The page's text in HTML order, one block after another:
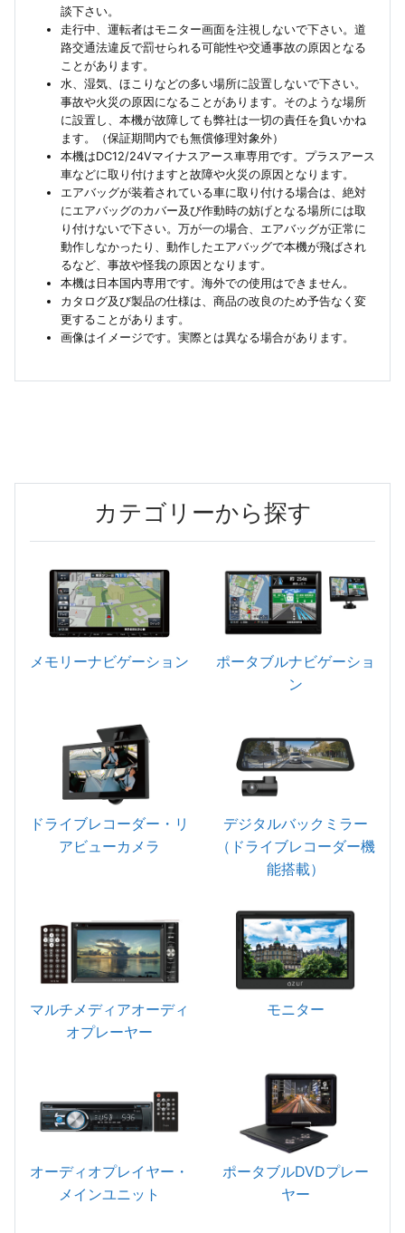
談下さい。
走行中、運転者はモニター画面を注視しないで下さい。道
路交通法違反で罰せられる可能性や交通事故の原因となる
ことがあります。
水、湿気、ほこりなどの多い場所に設置しないで下さい。
事故や火災の原因になることがあります。そのような場所
に設置し、本機が故障しても弊社は一切の責任を負いかね
ます。（保証期間内でも無償修理対象外）
本機はDC12/24Vマイナスアース車専用です。プラスアース
車などに取り付けますと故障や火災の原因となります。
エアバッグが装着されている車に取り付ける場合は、絶対
にエアバッグのカバー及び作動時の妨げとなる場所には取
り付けないで下さい。万が一の場合、エアバッグが正常に
動作しなかったり、動作したエアバッグで本機が飛ばされ
るなど、事故や怪我の原因となります。
本機は日本国内専用です。海外での使用はできません。
カタログ及び製品の仕様は、商品の改良のため予告なく変
更することがあります。
画像はイメージです。実際とは異なる場合があります。
カテゴリーから探す
メモリーナビゲーション
ポータブルナビゲーショ
ン
ドライブレコーダー・リ
アビューカメラ
デジタルバックミラー
（ドライブレコーダー機
能搭載）
マルチメディアオーディ
オプレーヤー
モニター
オーディオプレイヤー・
メインユニット
ポータブルDVDプレー
ヤー